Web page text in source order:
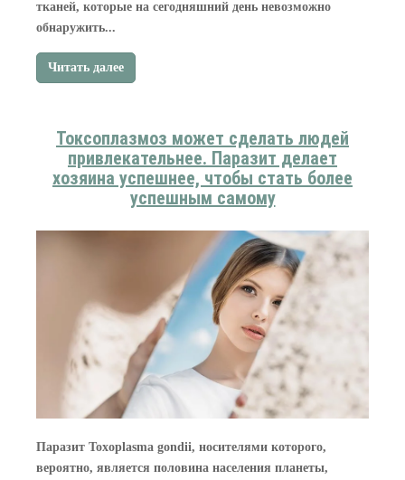
тканей, которые на сегодняшний день невозможно
обнаружить...
Читать далее
Токсоплазмоз может сделать людей
привлекательнее. Паразит делает
хозяина успешнее, чтобы стать более
успешным самому
Паразит Toxoplasma gondii, носителями которого,
вероятно, является половина населения планеты,